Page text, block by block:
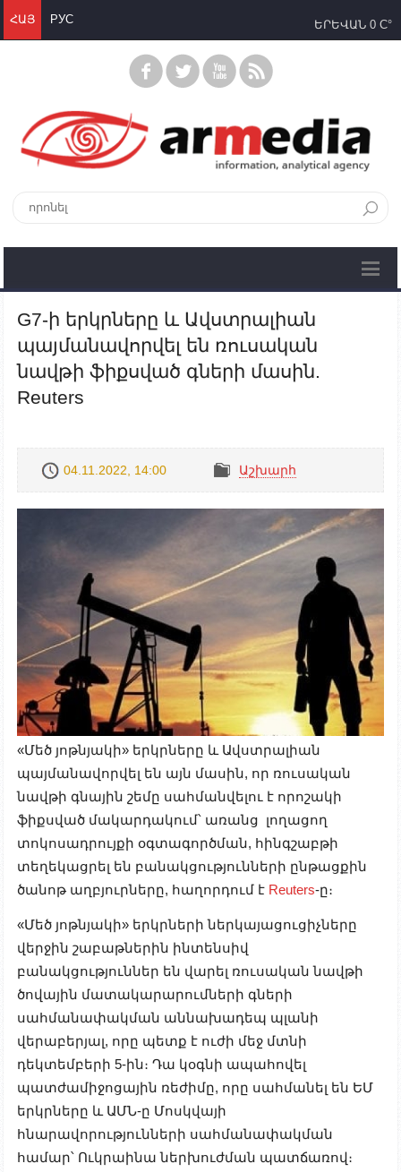
ՀԱՅ РУС ԵՐԵՎԱՆ 0 C°
G7-ի երկրները և Ավստրալիան
պայմանավորվել են ռուսական
նավթի ֆիքսված գների մասին.
Reuters
04.11.2022, 14:00 Աշխարհ
«Մեծ յոթնյակի» երկրները և Ավստրալիան
պայմանավորվել են այն մասին, որ ռուսական
նավթի գնային շեմը սահմանվելու է որոշակի
ֆիքսված մակարդակում՝ առանց լողացող
տոկոսադրույքի օգտագործման, հինգշաբթի
տեղեկացրել են բանակցությունների ընթացքին
ծանոթ աղբյուրները, հաղորդում է Reuters-ը։
«Մեծ յոթնյակի» երկրների ներկայացուցիչները
վերջին շաբաթներին ինտենսիվ
բանակցություններ են վարել ռուսական նավթի
ծովային մատակարարումների գների
սահմանափակման աննախադեպ պլանի
վերաբերյալ, որը պետք է ուժի մեջ մտնի
դեկտեմբերի 5-ին։ Դա կօգնի ապահովել
պատժամիջոցային ռեժիմը, որը սահմանել են ԵՄ
երկրները և ԱՄՆ-ը Մոսկվայի
հնարավորությունների սահմանափակման
համար՝ Ուկրաինա ներխուժման պատճառով։